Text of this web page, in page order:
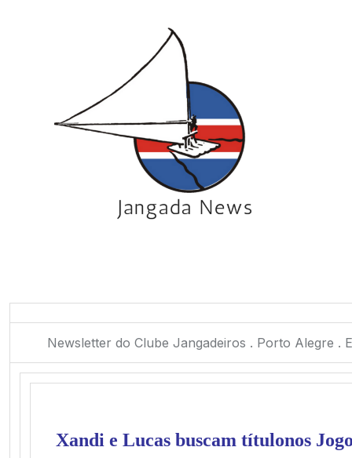
Newsletter do Clube Jangadeiros . Porto Alegre .
Xandi e Lucas buscam títulonos